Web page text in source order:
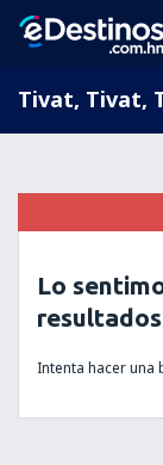
Lo
Intenta hacer